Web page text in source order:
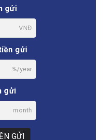
gửi
VNĐ
gửi
%/year
gửi
month
GỬI